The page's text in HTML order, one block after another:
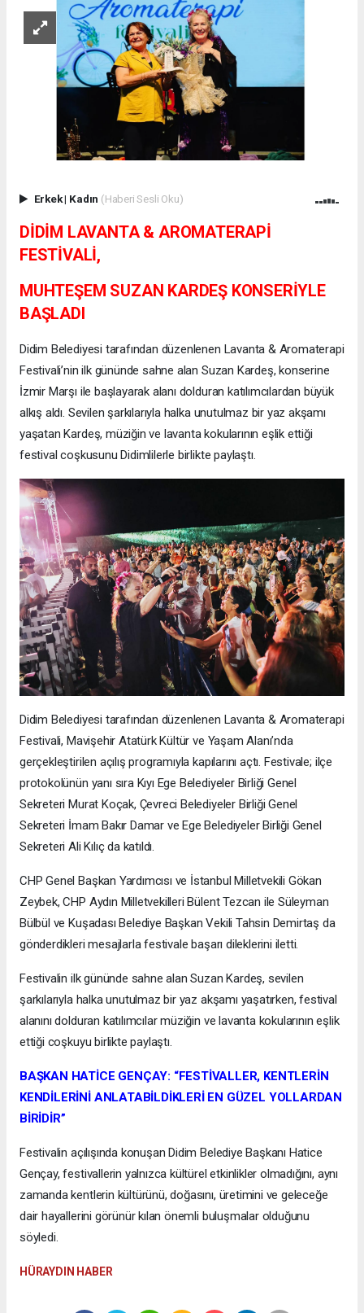
Erkek| Kadın (Haberi Sesli Oku)
DİDİM LAVANTA & AROMATERAPİ
FESTİVALİ,
MUHTEŞEM SUZAN KARDEŞ KONSERİYLE
BAŞLADI
Didim Belediyesi tarafından düzenlenen Lavanta & Aromaterapi
Festivali’nin ilk gününde sahne alan Suzan Kardeş, konserine
İzmir Marşı ile başlayarak alanı dolduran katılımcılardan büyük
alkış aldı. Sevilen şarkılarıyla halka unutulmaz bir yaz akşamı
yaşatan Kardeş, müziğin ve lavanta kokularının eşlik ettiği
festival coşkusunu Didimlilerle birlikte paylaştı.
Didim Belediyesi tarafından düzenlenen Lavanta & Aromaterapi
Festivali, Mavişehir Atatürk Kültür ve Yaşam Alanı’nda
gerçekleştirilen açılış programıyla kapılarını açtı. Festivale; ilçe
protokolünün yanı sıra Kıyı Ege Belediyeler Birliği Genel
Sekreteri Murat Koçak, Çevreci Belediyeler Birliği Genel
Sekreteri İmam Bakır Damar ve Ege Belediyeler Birliği Genel
Sekreteri Ali Kılıç da katıldı.
CHP Genel Başkan Yardımcısı ve İstanbul Milletvekili Gökan
Zeybek, CHP Aydın Milletvekilleri Bülent Tezcan ile Süleyman
Bülbül ve Kuşadası Belediye Başkan Vekili Tahsin Demirtaş da
gönderdikleri mesajlarla festivale başarı dileklerini iletti.
Festivalin ilk gününde sahne alan Suzan Kardeş, sevilen
şarkılarıyla halka unutulmaz bir yaz akşamı yaşatırken, festival
alanını dolduran katılımcılar müziğin ve lavanta kokularının eşlik
ettiği coşkuyu birlikte paylaştı.
BAŞKAN HATİCE GENÇAY: “FESTİVALLER, KENTLERİN
KENDİLERİNİ ANLATABİLDİKLERİ EN GÜZEL YOLLARDAN
BİRİDİR”
Festivalin açılışında konuşan Didim Belediye Başkanı Hatice
Gençay, festivallerin yalnızca kültürel etkinlikler olmadığını, aynı
zamanda kentlerin kültürünü, doğasını, üretimini ve geleceğe
dair hayallerini görünür kılan önemli buluşmalar olduğunu
söyledi.
HÜRAYDIN HABER